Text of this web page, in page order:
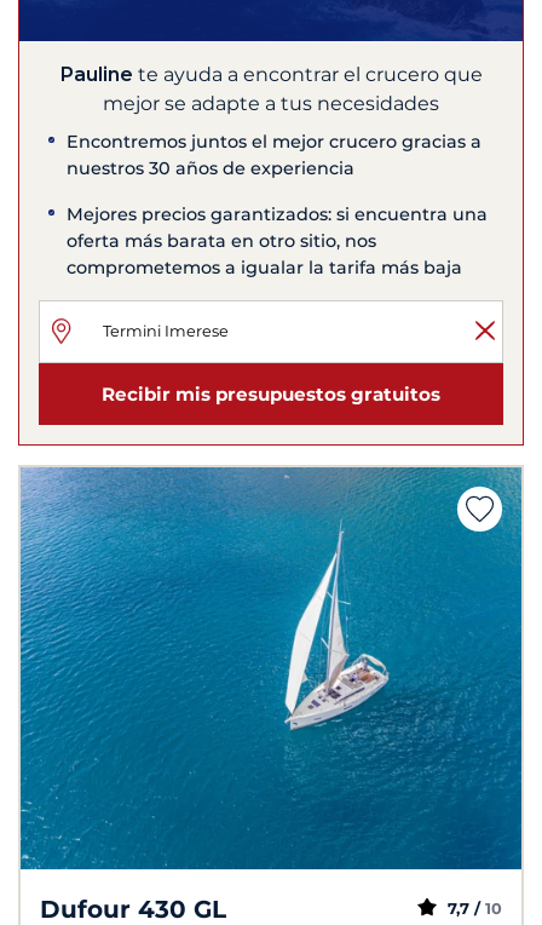
Pauline te ayuda a encontrar el crucero que
mejor se adapte a tus necesidades
Encontremos juntos el mejor crucero gracias a
nuestros 30 años de experiencia
Mejores precios garantizados: si encuentra una
oferta más barata en otro sitio, nos
comprometemos a igualar la tarifa más baja
Recibir mis presupuestos gratuitos
Dufour 430 GL 7,7 / 10